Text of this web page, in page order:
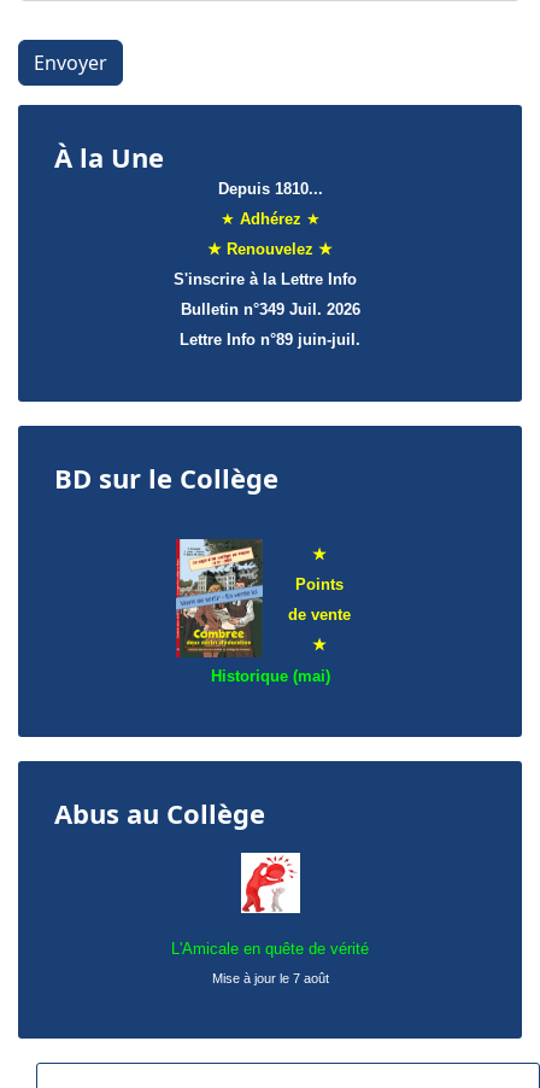
Système Captcha
Envoyer
À la Une
Depuis 1810...
★ Adhérez ★
★ Renouvelez ★
S'inscrire à la Lettre Info
Bulletin n°349 Juil. 2026
Lettre Info n°89 juin-juil.
BD sur le Collège
★
Points
de vente
★
Historique (mai)
Abus au Collège
L'Amicale en quête de vérité
Mise à jour le 7 août